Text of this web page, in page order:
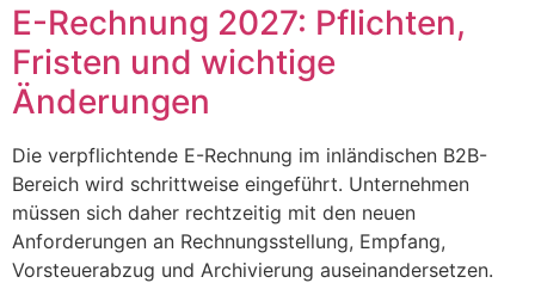
E-Rechnung 2027: Pflichten,
Fristen und wichtige
Änderungen
Die verpflichtende E-Rechnung im inländischen B2B-
Bereich wird schrittweise eingeführt. Unternehmen
müssen sich daher rechtzeitig mit den neuen
Anforderungen an Rechnungsstellung, Empfang,
Vorsteuerabzug und Archivierung auseinandersetzen.